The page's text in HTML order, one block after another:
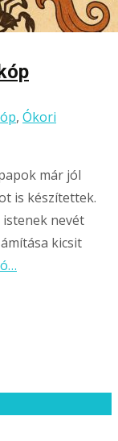
, Ókori
már jól
is készítettek.
istenek nevét
kicsit